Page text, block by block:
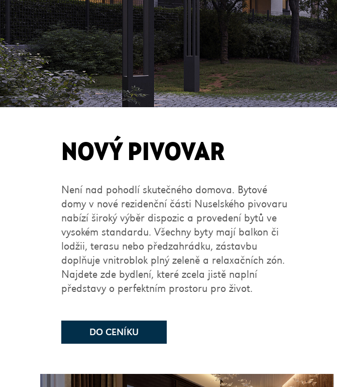
NOVÝ PIVOVAR
Není nad pohodlí skutečného domova. Bytové
domy v nové rezidenční části Nuselského pivovaru
nabízí široký výběr dispozic a provedení bytů ve
vysokém standardu. Všechny byty mají balkon či
lodžii, terasu nebo předzahrádku, zástavbu
doplňuje vnitroblok plný zeleně a relaxačních zón.
Najdete zde bydlení, které zcela jistě naplní
představy o perfektním prostoru pro život.
DO CENÍKU